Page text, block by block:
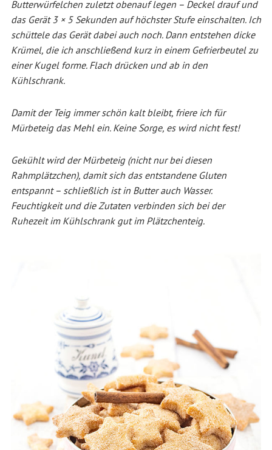
Butterwürfelchen zuletzt obenauf legen – Deckel drauf und
das Gerät 3 × 5 Sekunden auf höchster Stufe einschalten. Ich
schüttele das Gerät dabei auch noch. Dann entstehen dicke
Krümel, die ich anschließend kurz in einem Gefrierbeutel zu
einer Kugel forme. Flach drücken und ab in den
Kühlschrank.
Damit der Teig immer schön kalt bleibt, friere ich für
Mürbeteig das Mehl ein. Keine Sorge, es wird nicht fest!
Gekühlt wird der Mürbeteig (nicht nur bei diesen
Rahmplätzchen), damit sich das entstandene Gluten
entspannt – schließlich ist in Butter auch Wasser.
Feuchtigkeit und die Zutaten verbinden sich bei der
Ruhezeit im Kühlschrank gut im Plätzchenteig.